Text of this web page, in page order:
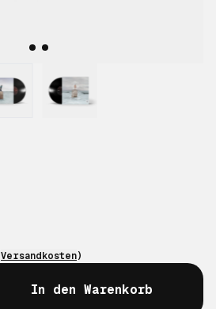
Versandkosten)
In den Warenkorb